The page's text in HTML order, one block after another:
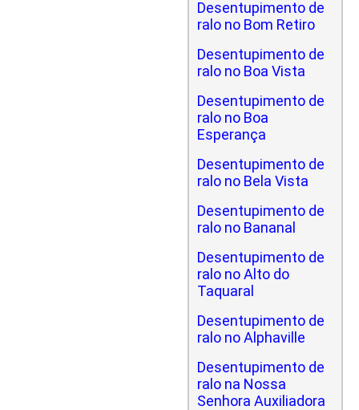
Desentupimento de
ralo no Bom Retiro
Desentupimento de
ralo no Boa Vista
Desentupimento de
ralo no Boa
Esperança
Desentupimento de
ralo no Bela Vista
Desentupimento de
ralo no Bananal
Desentupimento de
ralo no Alto do
Taquaral
Desentupimento de
ralo no Alphaville
Desentupimento de
ralo na Nossa
Senhora Auxiliadora